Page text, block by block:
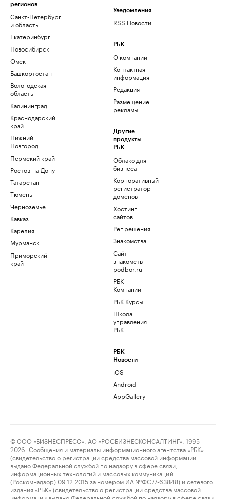
регионов
Санкт-Петербург
и область
Екатеринбург
Новосибирск
Омск
Башкортостан
Вологодская
область
Калининград
Краснодарский
край
Нижний
Новгород
Пермский край
Ростов-на-Дону
Татарстан
Тюмень
Черноземье
Кавказ
Карелия
Мурманск
Приморский
край
Уведомления
RSS Новости
РБК
О компании
Контактная
информация
Редакция
Размещение
рекламы
Другие
продукты
РБК
Облако для
бизнеса
Корпоративный
регистратор
доменов
Хостинг
сайтов
Рег.решения
Знакомства
Сайт
знакомств
podbor.ru
РБК
Компании
РБК Курсы
Школа
управления
РБК
РБК
Новости
iOS
Android
AppGallery
© ООО «БИЗНЕСПРЕСС», АО «РОСБИЗНЕСКОНСАЛТИНГ», 1995–
2026. Сообщения и материалы информационного агентства «РБК»
(свидетельство о регистрации средства массовой информации
выдано Федеральной службой по надзору в сфере связи,
информационных технологий и массовых коммуникаций
(Роскомнадзор) 09.12.2015 за номером ИА №ФС77-63848) и сетевого
издания «РБК» (свидетельство о регистрации средства массовой